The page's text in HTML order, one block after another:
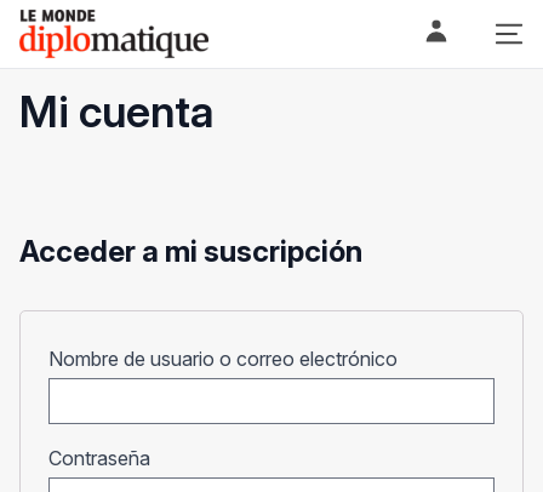
Skip
content
Le monde diplomatique
Mi cuenta
Acceder a mi suscripción
Nombre de usuario o correo electrónico
Contraseña